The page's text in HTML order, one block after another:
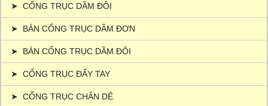
➤ CỔNG TRỤC DẦM ĐÔI
➤ BÁN CỔNG TRỤC DẦM ĐƠN
➤ BÁN CỔNG TRỤC DẦM ĐÔI
➤ CỔNG TRỤC ĐẨY TAY
➤ CỔNG TRỤC CHÂN DÊ